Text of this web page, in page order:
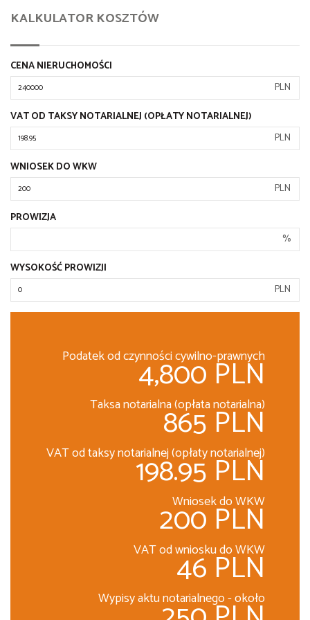
KALKULATOR KOSZTÓW
CENA NIERUCHOMOŚCI
PLN
VAT OD TAKSY NOTARIALNEJ (OPŁATY NOTARIALNEJ)
PLN
WNIOSEK DO WKW
PLN
PROWIZJA
%
WYSOKOŚĆ PROWIZJI
PLN
Podatek od czynności cywilno-prawnych
4,800 PLN
Taksa notarialna (opłata notarialna)
865 PLN
VAT od taksy notarialnej (opłaty notarialnej)
198.95 PLN
Wniosek do WKW
200 PLN
VAT od wniosku do WKW
46 PLN
Wypisy aktu notarialnego - około